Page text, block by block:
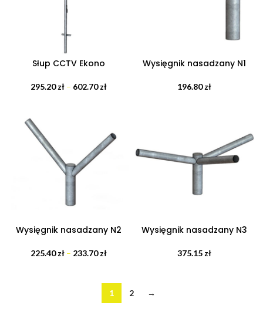
Słup CCTV Ekono
295.20zł – 602.70zł
Wysięgnik nasadzany N1
196.80zł
Wysięgnik nasadzany N2
225.40zł – 233.70zł
Wysięgnik nasadzany N3
375.15 zł
1 2 →